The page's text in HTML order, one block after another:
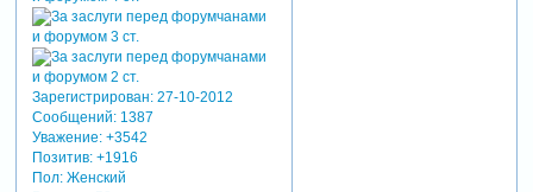
Зарегистрирован: 27-10-2012
Сообщений:1387
Уважение: +3542
Позитив: +1916
Пол:Женский